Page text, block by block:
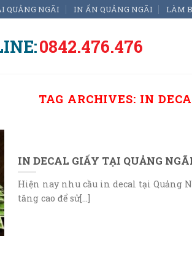
QUẢNG NGÃI IN ẤN QUẢNG NGÃI LÀM
0842.476.476
TAG ARCHIVES: IN
IN DECAL GIẤY TẠI QUẢNG
Hiện nay nhu cầu in decal tại Quảng
tăng cao để sử[...]